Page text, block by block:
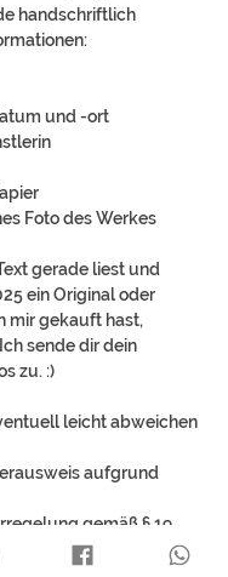
handschriftlich
und -ort
Foto des Werkes
gerade liest und
ein Original oder
mir gekauft hast,
sende dir dein
zu. :)
leicht abweichen
aufgrund
gemäß § 19